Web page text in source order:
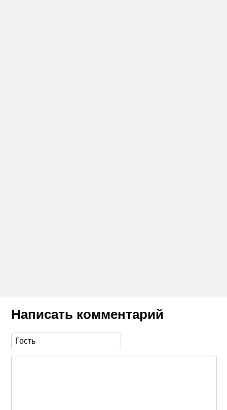
Написать комментарий